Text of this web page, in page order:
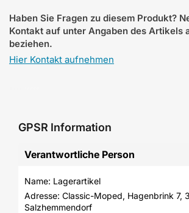
Haben Sie Fragen zu diesem Produkt?
Kontakt auf unter Angaben des Artikels
beziehen.
Hier Kontakt aufnehmen
GPSR Information
Verantwortliche Person
Name: Lagerartikel
Adresse: Classic-Moped, Hagenbrink 7,
Salzhemmendorf